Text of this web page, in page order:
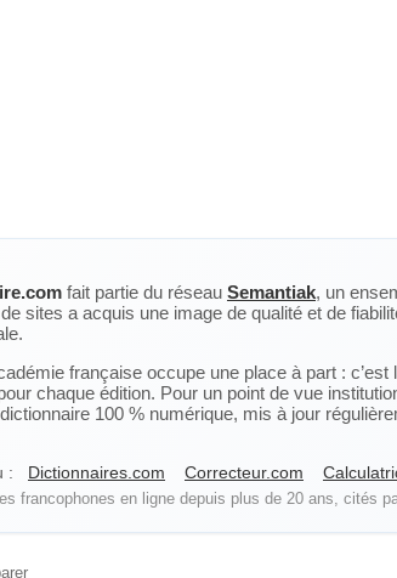
fait partie du réseau Semantiak, un
sites a acquis une image de qualité et de
française occupe une place à part :
chaque édition. Pour un point de vue
100 % numérique, mis à jour
: Dictionnaires.com Correcteur.com
francophones en ligne depuis plus de 20 ans, cités